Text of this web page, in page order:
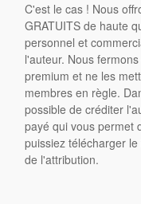
C'est le cas ! Nous
GRATUITS de haute
personnel et
l'auteur. Nous
premium et ne les
membres en règle.
possible de créditer
payé qui vous permet
puissiez télécharger
de l'attribution.